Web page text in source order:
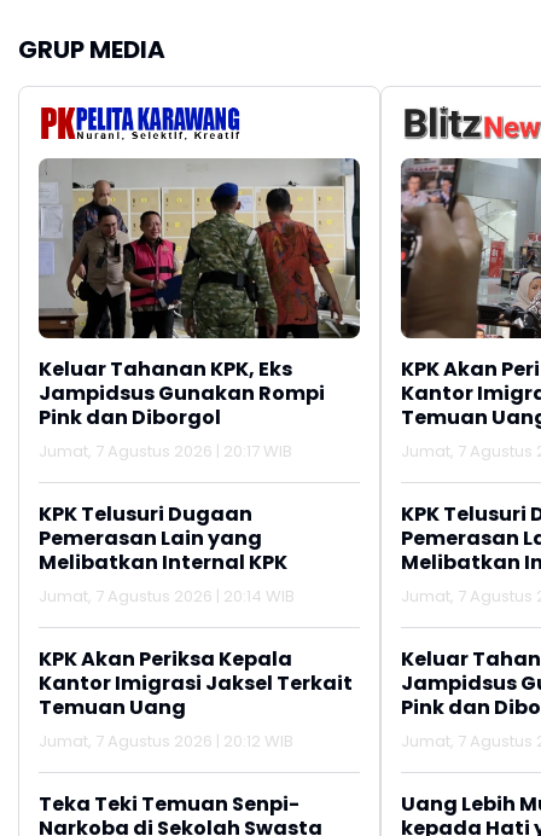
Kronologisnya
GRUP MEDIA
Keluar Tahanan KPK, Eks
Jampidsus Gunakan Rompi
Pink dan Diborgol
Jumat, 7 Agustus 2026 | 20:17 WIB
KPK Telusuri Dugaan
Pemerasan Lain yang
Melibatkan Internal KPK
Jumat, 7 Agustus 2026 | 20:14 WIB
KPK Akan Periksa Kepala
Kantor Imigrasi Jaksel Terkait
Temuan Uang
Jumat, 7 Agustus 2026 | 20:12 WIB
Teka Teki Temuan Senpi-
Narkoba di Sekolah Swasta
KPK Akan
Kantor
Temuan
Jumat, 7 Agustus
KPK Telusuri
Pemerasan
Melibatkan
Jumat, 7 Agustus
Keluar
Jampidsus
Pink dan
Jumat, 7 Agustus
Uang Lebih
kepada Hati